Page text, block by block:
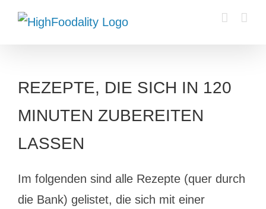
Zum
Inhalt
REZEPTE, DIE SICH IN 120
MINUTEN ZUBEREITEN
LASSEN
Im folgenden sind alle Rezepte (quer durch
die Bank) gelistet, die sich mit einer